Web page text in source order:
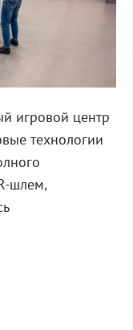
игровой центр
технологии
шлем,